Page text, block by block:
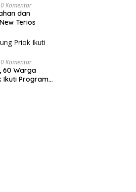
0 Komentar
dan
Terios
0 Komentar
60 Warga
Ikuti Program